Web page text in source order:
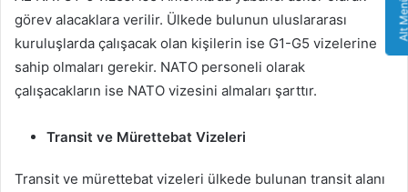
görev alacaklara verilir. Ülkede bulunun uluslararası
kuruluşlarda çalışacak olan kişilerin ise G1-G5 vizelerine
sahip olmaları gerekir. NATO personeli olarak
çalışacakların ise NATO vizesini almaları şarttır.
Transit ve Mürettebat Vizeleri
Transit ve mürettebat vizeleri ülkede bulunan transit alanı
Alt